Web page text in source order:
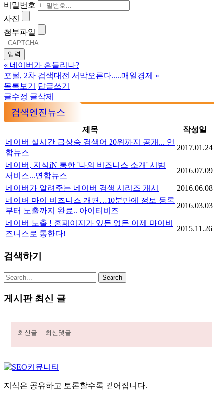
비밀번호
사진
첨부파일
« 네이버가 흔들리나?
포털, 2차 검색대전 서막오른다.....매일경제 »
목록보기
답글쓰기
글수정 글삭제
검색엔진뉴스
제목
작성일
네이버 실시간 급상승 검색어 20위까지 공개... 연
합뉴스
2017.01.24
네이버, 지식iN 통한 '나의 비즈니스 소개' 시범
서비스...연합뉴스
2016.07.09
네이버가 알려주는 네이버 검색 시리즈 개시
2016.06.08
네이버 마이 비즈니스 개편…10분만에 정보 등록
부터 노출까지 완료.. 아이티비즈
2016.03.03
네이버 노출 ! 홈페이지가 있든 없든 이제 마이비
즈니스로 통한다!
2015.11.26
검색하기
게시판 최신 글
최신글 최신댓글
지식은 공유하고 토론할수록 깊어집니다.